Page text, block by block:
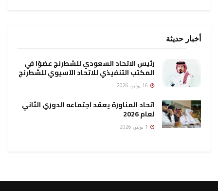
أخبار حديثة
رئيس الاتحاد السعودي للشطرنج عضوًا في
المكتب التنفيذي للاتحاد الآسيوي للشطرنج
اتحاد المناورة يعقد اجتماعه الدوري الثاني
لعام 2026